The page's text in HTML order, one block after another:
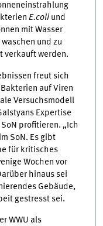
E.coliund
mit Wasser
und zu
verkauft werden.
freut sich
auf Viren
Versuchsmodell
Expertise
profitieren. „Ich
SoN. Es gibt
für kritisches
Wochen vor
hinaus sei
Gebäude,
gestresst sei.
WWU als